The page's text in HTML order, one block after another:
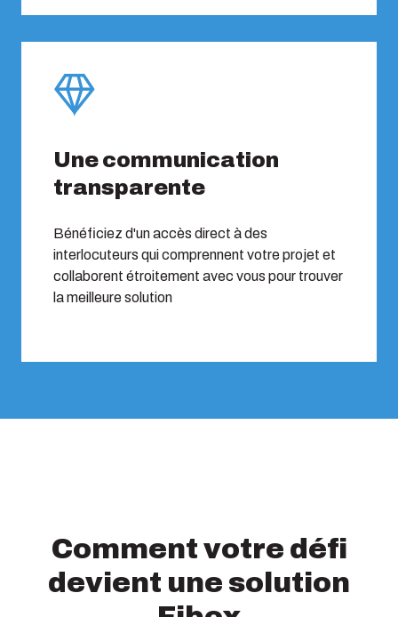
Une communication
transparente
Bénéficiez d'un accès direct à des
interlocuteurs qui comprennent votre projet et
collaborent étroitement avec vous pour trouver
la meilleure solution
Comment votre défi
devient une solution